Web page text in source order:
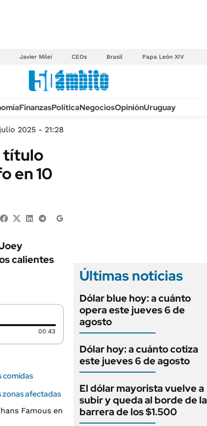
Javier Milei CEOs Brasil Papa León XIV
GENERAL
FinanzasPolíticaNegociosOpiniónUruguay
2025 - 21:28
título
en 10
calientes
00:43 Duración: 43 segundos
comidas
zonas afectadas
Últimas noticias
Dólar blue hoy: a cuánto
opera este jueves 6 de
agosto
Dólar hoy: a cuánto cotiza
este jueves 6 de agosto
El dólar mayorista vuelve a
subir y queda al borde de la
barrera de los $1.500